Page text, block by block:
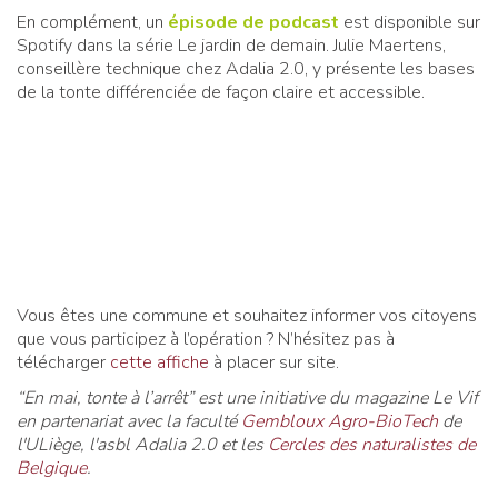
En complément, un épisode de podcast est disponible sur
Spotify dans la série Le jardin de demain. Julie Maertens,
conseillère technique chez Adalia 2.0, y présente les bases
de la tonte différenciée de façon claire et accessible.
Vous êtes une commune et souhaitez informer vos citoyens
que vous participez à l’opération ? N’hésitez pas à
télécharger cette affiche à placer sur site.
“En mai, tonte à l’arrêt” est une initiative du magazine Le Vif
en partenariat avec la facultéGembloux Agro-BioTech de
l'ULiège, l'asbl Adalia 2.0 et les Cercles des naturalistes de
Belgique.